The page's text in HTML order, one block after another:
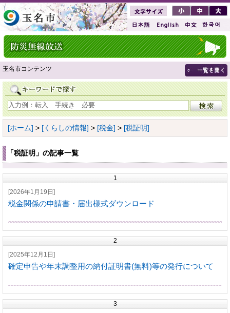
玉名市コンテンツ
[ホーム] > [くらしの情報] > [税金] > [税証明]
「税証明」の記事一覧
1
[2026年1月19日]
税金関係の申請書・届出様式ダウンロード
2
[2025年12月1日]
確定申告や年末調整用の納付証明書(無料)等の発行について
3